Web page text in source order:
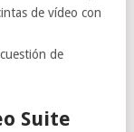
de vídeo con
de
Suite